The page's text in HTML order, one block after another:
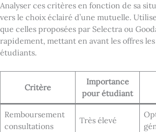
Analyser ces critères en fonction de sa
vers le choix éclairé d’une mutuelle.
que celles proposées par Selectra ou
rapidement, mettant en avant les offres
étudiants.
Critère
Importance
pour étudiant
Remboursement
consultations
Très élevé